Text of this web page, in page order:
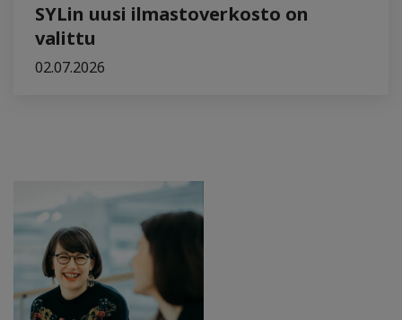
SYLin uusi ilmastoverkosto on
valittu
02.07.2026